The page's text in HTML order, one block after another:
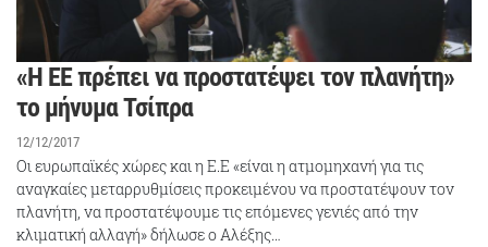
«Η ΕΕ πρέπει να προστατέψει τον πλανήτη»
το μήνυμα Τσίπρα
12/12/2017
Οι ευρωπαϊκές χώρες και η Ε.Ε «είναι η ατμομηχανή για τις
αναγκαίες μεταρρυθμίσεις προκειμένου να προστατέψουν τον
πλανήτη, να προστατέψουμε τις επόμενες γενιές από την
κλιματική αλλαγή» δήλωσε ο Αλέξης…